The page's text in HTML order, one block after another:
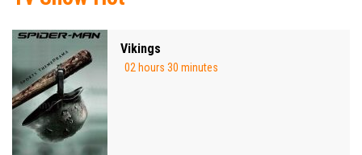
Vikings
02 hours 30 minutes